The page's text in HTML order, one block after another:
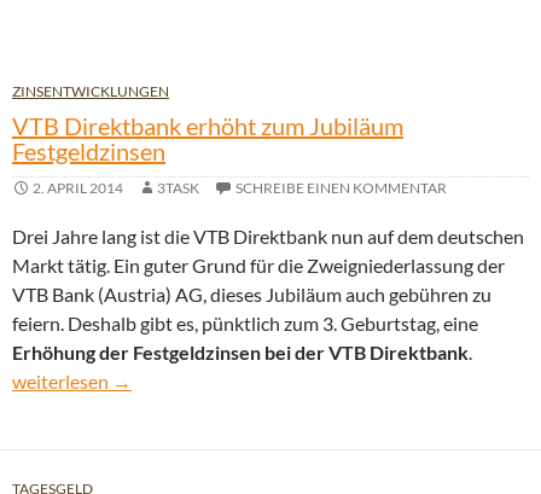
ZINSENTWICKLUNGEN
VTB Direktbank erhöht zum Jubiläum
Festgeldzinsen
2. APRIL 2014 3TASK SCHREIBE EINEN KOMMENTAR
Drei Jahre lang ist die VTB Direktbank nun auf dem deutschen
Markt tätig. Ein guter Grund für die Zweigniederlassung der
VTB Bank (Austria) AG, dieses Jubiläum auch gebühren zu
feiern. Deshalb gibt es, pünktlich zum 3. Geburtstag, eine
Erhöhung der Festgeldzinsen bei der VTB Direktbank.
VTB Direktbank erhöht zum Jubiläum Festgeldzinsen
weiterlesen →
TAGESGELD